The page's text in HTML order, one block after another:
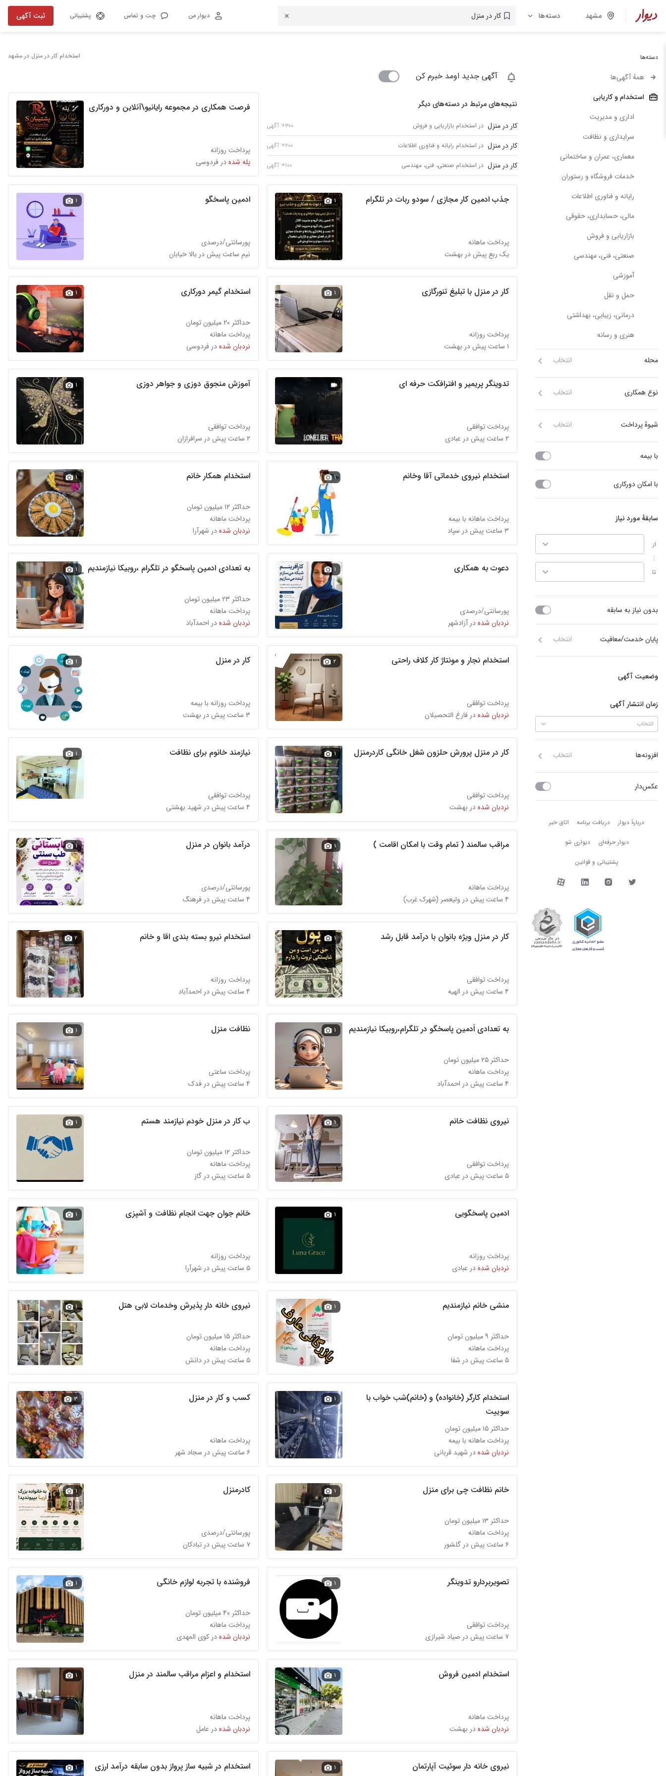
مشهد دسته‌ها دیوار من چت و تماس پشتیبانی ثبت آگهی
دسته‌ها
همهٔ آگهی‌ها
استخدام و کاریابی
اداری و مدیریت
سرایداری و نظافت
معماری، عمران و ساختمانی
خدمات فروشگاه و رستوران
رایانه و فناوری اطلاعات
مالی، حسابداری، حقوقی
بازاریابی و فروش
صنعتی، فنی، مهندسی
آموزشی
حمل و نقل
درمانی، زیبایی، بهداشتی
هنری و رسانه
محله انتخاب
نوع همکاری انتخاب
شیوهٔ پرداخت انتخاب
با بیمه
با امکان دورکاری
سابقهٔ مورد نیاز
از
تا
بدون نیاز به سابقه
پایان خدمت/معافیت انتخاب
وضعیت آگهی
زمان انتشار آگهی
انتخاب
افزونه‌ها انتخاب
عکس‌دار
دربارهٔ دیوار دربارهٔ دیوار دریافت برنامه اتاق خبر
دیوار حرفه‌ای دیواری شو
پشتیبانی و قوانین
دیوار در شبکه‌های اجتماعی
استخدام کار در منزل در مشهد
آگهی جدید اومد خبرم کن
نتیجه‌های مرتبط در دسته‌های دیگر
کار در منزل در استخدام بازاریابی و فروش ۳۰۰+ آگهی
کار در منزل در استخدام رایانه و فناوری اطلاعات ۲۰۰+ آگهی
کار در منزل در استخدام صنعتی، فنی، مهندسی ۱۰۰+ آگهی
فرصت همکاری در مجموعه رایانیو\آنلاین و دورکاری
پرداخت روزانه
پله شدهدر فردوسی
پله
جذب ادمین کار مجازی / سودو ربات در تلگرام
پرداخت ماهانه
یک ربع پیش در بهشت
۱ ادمین پاسخگو
پورسانتی/درصدی
نیم ساعت پیش در بالا خیابان
۱
کار در منزل با تبلیغ تنورگازی
پرداخت روزانه
۱ ساعت پیش در بهشت
۱ استخدام گیمر دورکاری
حداکثر ۲۰ میلیون تومان
پرداخت ماهانه
نردبان شدهدر فردوسی
۱
تدوینگر‌ پریمیر و افترافکت حرفه ای
پرداخت توافقی
۲ ساعت پیش در عبادی
آموزش منجوق دوزی و جواهر دوزی
پرداخت توافقی
۲ ساعت پیش در سرافرازان
۱
استخدام نیروی خدماتی آقا وخانم
پرداخت ماهانه با بیمه
۳ ساعت پیش در سپاد
۱ استخدام همکار خانم
حداکثر ۱۲ میلیون تومان
پرداخت ماهانه
نردبان شدهدر شهرآرا
۱
دعوت به همکاری
پورسانتی/درصدی
نردبان شدهدر آزادشهر
۱ به تعدادی ادمین پاسخگو در تلگرام ،روبیکا نیازمندیم
حداکثر ۲۳ میلیون تومان
پرداخت ماهانه
نردبان شدهدر احمدآباد
۱
استخدام نجار و مونتاژ کار کلاف راحتی
پرداخت توافقی
نردبان شدهدر فارغ التحصیلان
۲ کار در منزل
پرداخت روزانه با بیمه
۳ ساعت پیش در بهشت
۱
کار در منزل پرورش حلزون شغل خانگی کاردرمنزل
پرداخت توافقی
نردبان شدهدر بهشت
۱ نیازمند خانوم برای نظافت
پرداخت توافقی
۴ ساعت پیش در شهید بهشتی
۱
مراقب سالمند ( تمام وقت با امکان اقامت )
پرداخت ماهانه
۴ ساعت پیش در ولیعصر (شهرک غرب)
۱ درآمد بانوان در منزل
پورسانتی/درصدی
۴ ساعت پیش در فرهنگ
۱
کار در منزل ویژه بانوان با درآمد قابل رشد
پرداخت توافقی
۴ ساعت پیش در الهیه
۱ استخدام نیرو بسته بندی اقا و خانم
پرداخت روزانه
۴ ساعت پیش در احمدآباد
۲
به تعدادی اَدمین پاسخگو در تلگرام،روبیکا نیازمندیم
حداکثر ۲۵ میلیون تومان
پرداخت ماهانه
۴ ساعت پیش در احمدآباد
۱ نظافت منزل
پرداخت ساعتی
۴ ساعت پیش در فدک
۱
نیروی نظافت خانم
پرداخت توافقی
۵ ساعت پیش در عبادی
۱ ب کار در منزل خودم نیازمند هستم
حداکثر ۱۲ میلیون تومان
پرداخت ماهانه
۵ ساعت پیش در گاز
۱
ادمین پاسخگویی
پرداخت روزانه
نردبان شدهدر عبادی
۱ خانم جوان جهت انجام نظافت و آشپزی
پرداخت روزانه
۵ ساعت پیش در شهرآرا
۱
منشی خانم نیازمندیم
حداکثر ۹ میلیون تومان
پرداخت ماهانه
۵ ساعت پیش در شفا
۱ نیروی خانه دار پذیرش و‌خدمات لابی هتل
حداکثر ۱۵ میلیون تومان
پرداخت ماهانه
۵ ساعت پیش در دانش
۱
استخدام کارگر (خانواده) و (خانم)شب خواب با
سوییت
حداکثر ۱۵ میلیون تومان
پرداخت ماهانه با بیمه
نردبان شدهدر شهید قربانی
۱ کسب و کار در منزل
پرداخت ماهانه
۶ ساعت پیش در سجاد شهر
۳
خانم نظافت چی برای منزل
حداکثر ۱۳ میلیون تومان
پرداخت ماهانه
۶ ساعت پیش در گلشور
۱ کادرمنزل
پورسانتی/درصدی
۷ ساعت پیش در تبادکان
۱
تصویربردارو تدوینگر
پرداخت توافقی
۷ ساعت پیش در صیاد شیرازی
۱ فروشنده با تجربه لوازم خانگی
حداکثر ۴۰ میلیون تومان
پرداخت ماهانه
نردبان شدهدر کوی المهدی
۱
استخدام ادمین فروش
پرداخت ماهانه
نردبان شدهدر بهشت
۱ استخدام و اعزام مراقب سالمند در منزل
پرداخت ماهانه
نردبان شدهدر عامل
۱
نیروی خانه دار سوئیت آپارتمان ۱ استخدام در شبیه ساز پرواز بدون سابقه درآمد ارزی ۱